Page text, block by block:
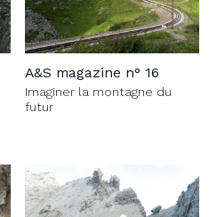
A&S magazine n° 16
Imaginer la montagne du
futur